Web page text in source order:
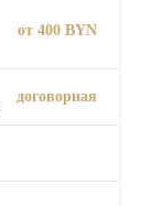
от 400 BYN
договорная